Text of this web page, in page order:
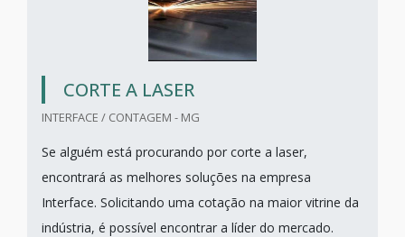
CORTE A LASER
INTERFACE / CONTAGEM - MG
Se alguém está procurando por corte a laser,
encontrará as melhores soluções na empresa
Interface. Solicitando uma cotação na maior vitrine da
indústria, é possível encontrar a líder do mercado.